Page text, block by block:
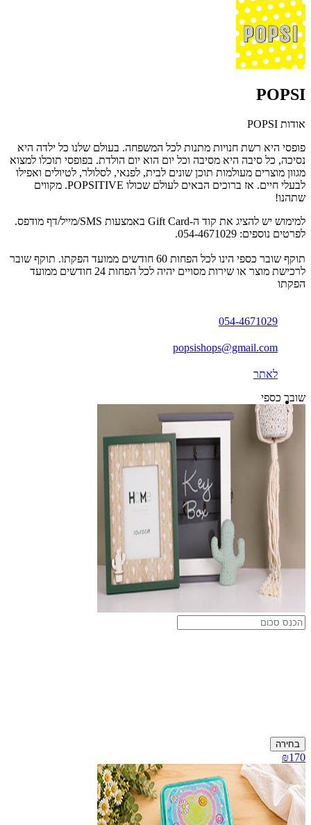
POPSI
אודות POPSI
פופסי היא רשת חנויות מתנות לכל המשפחה. בעולם שלנו כל ילדה היא
נסיכה, כל סיבה היא מסיבה וכל יום הוא יום הולדת. בפופסי תוכלו למצוא
מגוון מוצרים מעולמות תוכן שונים לבית, לפנאי, לסלולר, לטיולים ואפילו
לבעלי חיים. אז ברוכים הבאים לעולם שכולו POPSITIVE. מקווים
שתהנו!
למימוש יש להציג את קוד ה-Gift Card באמצעות SMS/מייל/דף מודפס.
לפרטים נוספים: 054-4671029.
תוקף שובר כספי הינו לכל הפחות 60 חודשים ממועד הפקתו. תוקף שובר
לרכישת מוצר או שירות מסויים יהיה לכל הפחות 24 חודשים ממועד
הפקתו
054-4671029
popsishops@gmail.com
לאתר
שובר כספי
בחירה
₪170